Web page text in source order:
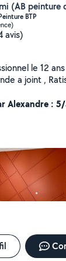
(AB peinture
BTP
avis)
le 12 ans
a joint ,
Alexandre :